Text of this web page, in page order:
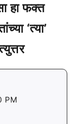
हा फक्त
‘त्या’
PM